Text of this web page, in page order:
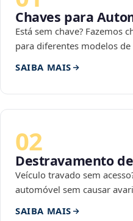
Chaves para
Está sem chave? Fazemos
para diferentes modelos de
SAIBA MAIS
02
Destravamento
Veículo travado sem
automóvel sem causar
SAIBA MAIS